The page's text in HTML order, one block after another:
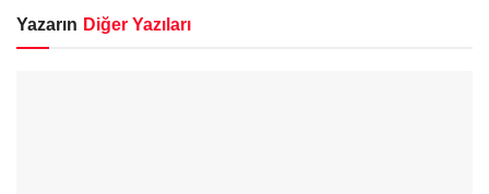
Yazarın Diğer Yazıları